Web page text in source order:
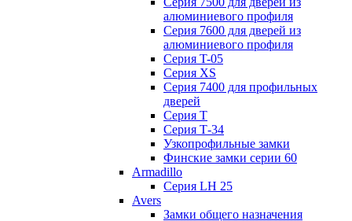
алюминиевого профиля
Серия 7600 для дверей из
алюминиевого профиля
Серия T-05
Серия XS
Серия 7400 для профильных
дверей
Серия Т
Серия Т-34
Узкопрофильные замки
Финские замки серии 60
Armadillo
Серия LH 25
Avers
Замки общего назначения